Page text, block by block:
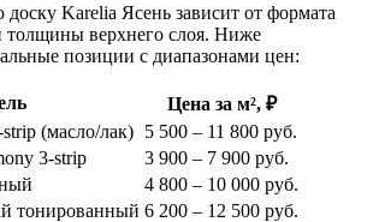
Karelia Ясень зависит от формата
толщины верхнего слоя. Ниже
позиции с диапазонами цен:
Цена за м², ₽
(масло/лак) 5 500 – 11 800 руб.
3-strip
3 900 – 7 900 руб.
4 800 – 10 000 руб.
тонированный 6 200 – 12 500 руб.